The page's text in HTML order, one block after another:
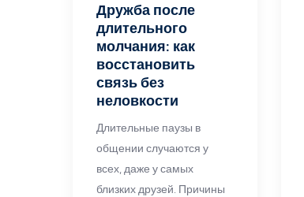
Дружба после
длительного
молчания: как
восстановить
связь без
неловкости
Длительные паузы в
общении случаются у
всех, даже у самых
близких друзей. Причины